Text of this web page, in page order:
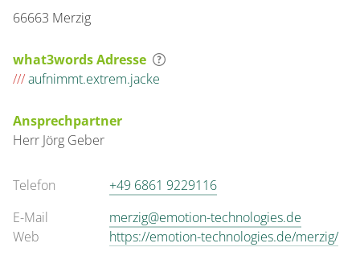
66663 Merzig
what3words Adresse
///aufnimmt.extrem.jacke
Ansprechpartner
Herr Jörg Geber
Telefon
+49 6861 9229116
E-Mail
merzig@emotion-technologies.de
Web
https://emotion-technologies.de/merzig/